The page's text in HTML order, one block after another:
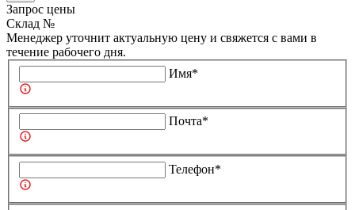
Запрос цены
Склад №
Менеджер уточнит актуальную цену и свяжется с вами в
течение рабочего дня.
Имя*
Почта*
Телефон*